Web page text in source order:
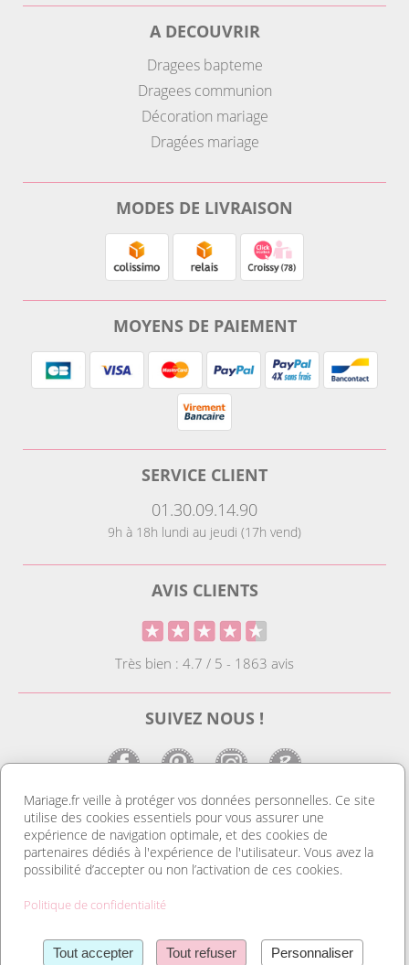
A DECOUVRIR
Dragees bapteme
Dragees communion
Décoration mariage
Dragées mariage
MODES DE LIVRAISON
MOYENS DE PAIEMENT
SERVICE CLIENT
01.30.09.14.90
9h à 18h lundi au jeudi (17h vend)
AVIS CLIENTS
Très bien : 4.7 / 5 - 1863 avis
SUIVEZ NOUS !
LE SITE DE LA DECO MARIAGE
Notre site est le spécialiste de la décoration mariage. Vous
trouverez des idées de déco pas cher ainsi que des housses de
marque place et de porte nom. Tout pour réussir une
également notre gamme de livres d’or, et d’urnes pas cher. Sans
Lire la suite
Mariage.fr veille à protéger vos données personnelles. Ce site
utilise des cookies essentiels pour vous assurer une
expérience de navigation optimale, et des cookies de
partenaires dédiés à l'expérience de l'utilisateur. Vous avez la
possibilité d’accepter ou non l’activation de ces cookies.
Politique de confidentialité
Tout accepter Tout refuser Personnaliser